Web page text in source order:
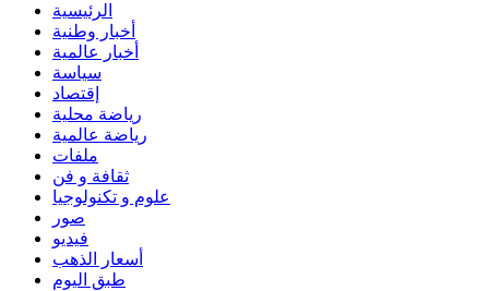
الرئيسية
أخبار وطنية
أخبار عالمية
سياسة
إقتصاد
رياضة محلية
رياضة عالمية
ملفات
ثقافة و فن
علوم و تكنولوجيا
صور
فيديو
أسعار الذهب
طبق اليوم